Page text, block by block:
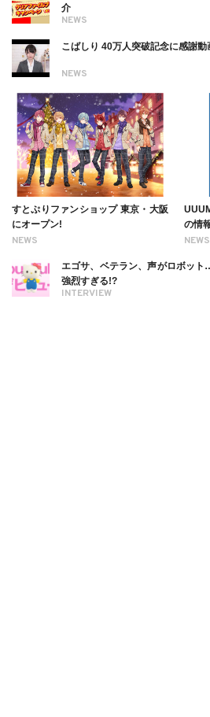
NEWS
介
NEWS
こばしり 40万人突破記念に感謝動
NEWS
すとぷりファンショップ 東京・大阪
にオープン!
NEWS
の情
INTERVIEW
エゴサ、ベテラン、声がロボッ
強烈すぎる!?